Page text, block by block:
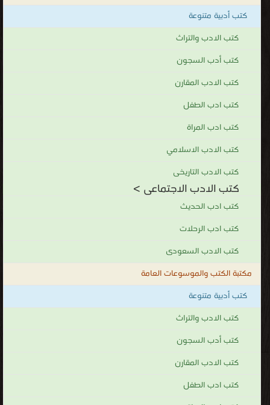
وإنما يجب أن تجرى سلسلة من البحوث الميدانية على مختلف الظواهر
الأدبية فى مصر، فذلك هو الأسلوب الوحيد الذى يسمح لنا بدراسة
العلاقات المتشابكة بين الأدب والمجتمع.
كتب الادب الاجتماعى
كتب أدبية متنوعة
كتب الادب والتراث
كتب أدب السجون
كتب الادب المقارن
كتب ادب الطفل
كتب ادب المراة
كتب الادب الاسلامي
كتب الادب التاريخى
كتب الادب الاجتماعى >
كتب ادب الحديث
كتب ادب الرحلات
كتب الادب السعودى
مكتبة الكتب والموسوعات العامة
كتب أدبية متنوعة
كتب الادب والتراث
كتب أدب السجون
كتب الادب المقارن
كتب ادب الطفل